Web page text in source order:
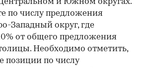
и Южном округах.
по числу предложения
Западный округ, где
от общего предложения
Необходимо отметить,
позиции по числу